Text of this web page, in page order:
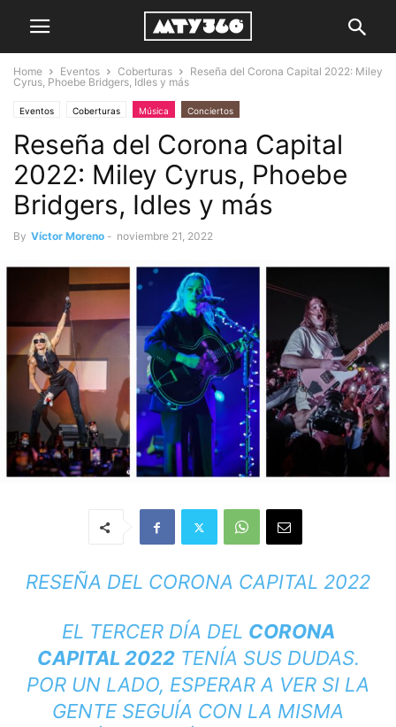
Home Eventos Coberturas
Reseña del Corona Capital 2022: Miley
Cyrus, Phoebe Bridgers, Idles y más
Eventos Coberturas Música Conciertos
Reseña del Corona Capital
2022: Miley Cyrus, Phoebe
Bridgers, Idles y más
By Víctor Moreno - noviembre 21, 2022
RESEÑA DEL CORONA CAPITAL 2022
EL TERCER DÍA DEL CORONA
CAPITAL 2022TENÍA SUS DUDAS.
POR UN LADO, ESPERAR A VER SI LA
GENTE SEGUÍA CON LA MISMA